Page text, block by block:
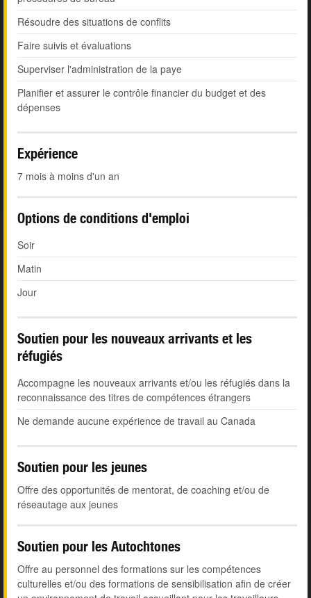
Résoudre des situations de conflits
Faire suivis et évaluations
Superviser l'administration de la paye
Planifier et assurer le contrôle financier du budget et des
dépenses
Expérience
7 mois à moins d'un an
Options de conditions d'emploi
Soir
Matin
Jour
Soutien pour les nouveaux arrivants et les
réfugiés
Accompagne les nouveaux arrivants et/ou les réfugiés dans la
reconnaissance des titres de compétences étrangers
Ne demande aucune expérience de travail au Canada
Soutien pour les jeunes
Offre des opportunités de mentorat, de coaching et/ou de
réseautage aux jeunes
Soutien pour les Autochtones
Offre au personnel des formations sur les compétences
culturelles et/ou des formations de sensibilisation afin de créer